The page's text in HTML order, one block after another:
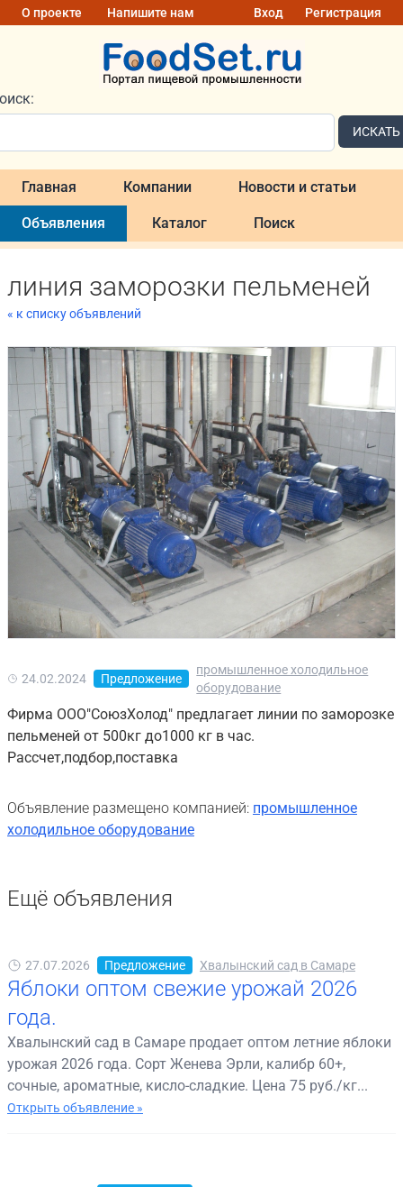
О проекте Напишите нам Вход Регистрация
ИСКАТЬ
Главная Компании Новости и статьи
Объявления Каталог Поиск
линия заморозки пельменей
« к списку объявлений
24.02.2024 Предложение
промышленное холодильное
оборудование
Фирма ООО"СоюзХолод" предлагает линии по заморозке
пельменей от 500кг до1000 кг в час.
Рассчет,подбор,поставка
Объявление размещено компанией: промышленное
холодильное оборудование
Ещё объявления
27.07.2026 Предложение Хвалынский сад в Самаре
Яблоки оптом свежие урожай 2026
года.
Хвалынский сад в Самаре продает оптом летние яблоки
урожая 2026 года. Сорт Женева Эрли, калибр 60+,
сочные, ароматные, кисло-сладкие. Цена 75 руб./кг...
Открыть объявление »